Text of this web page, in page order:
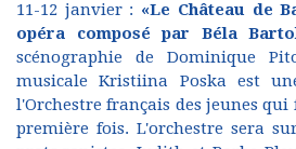
11-12 janvier : «Le Château de
opéra composé par Béla
scénographie de Dominique
musicale Kristiina Poska est
l'Orchestre français des jeunes
première fois. L'orchestre sera